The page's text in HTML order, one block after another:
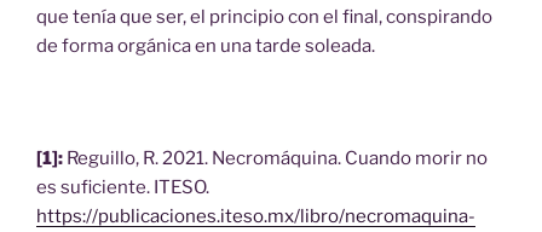
que tenía que ser, el principio con el final, conspirando
de forma orgánica en una tarde soleada.
[1]: Reguillo, R. 2021. Necromáquina. Cuando morir no
es suficiente. ITESO.
https://publicaciones.iteso.mx/libro/necromaquina-